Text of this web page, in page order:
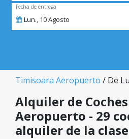
Fecha de entrega
Lun., 10Agosto
Timisoara Aeropuerto / De
Alquiler de
Aeropuerto - 29
alquiler de la